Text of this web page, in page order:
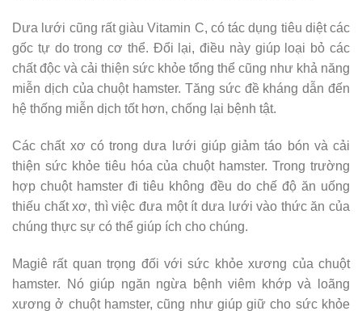
Dưa lưới cũng rất giàu Vitamin C, có tác dụng tiêu diệt các
gốc tự do trong cơ thể. Đổi lại, điều này giúp loại bỏ các
chất độc và cải thiện sức khỏe tổng thể cũng như khả năng
miễn dịch của chuột hamster. Tăng sức đề kháng dẫn đến
hệ thống miễn dịch tốt hơn, chống lại bệnh tật.
Các chất xơ có trong dưa lưới giúp giảm táo bón và cải
thiện sức khỏe tiêu hóa của chuột hamster. Trong trường
hợp chuột hamster đi tiêu không đều do chế độ ăn uống
thiếu chất xơ, thì việc đưa một ít dưa lưới vào thức ăn của
chúng thực sự có thể giúp ích cho chúng.
Magiê rất quan trọng đối với sức khỏe xương của chuột
hamster. Nó giúp ngăn ngừa bệnh viêm khớp và loãng
xương ở chuột hamster, cũng như giúp giữ cho sức khỏe